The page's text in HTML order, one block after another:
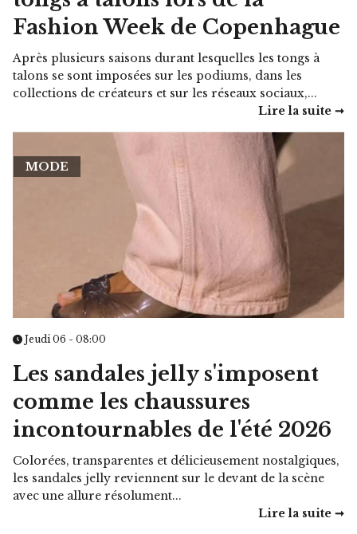
Fashion Week de Copenhague
Après plusieurs saisons durant lesquelles les tongs à
talons se sont imposées sur les podiums, dans les
collections de créateurs et sur les réseaux sociaux,...
Lire la suite ➞
MODE
Jeudi 06 - 08:00
Les sandales jelly s'imposent
comme les chaussures
incontournables de l'été 2026
Colorées, transparentes et délicieusement nostalgiques,
les sandales jelly reviennent sur le devant de la scène
avec une allure résolument...
Lire la suite ➞